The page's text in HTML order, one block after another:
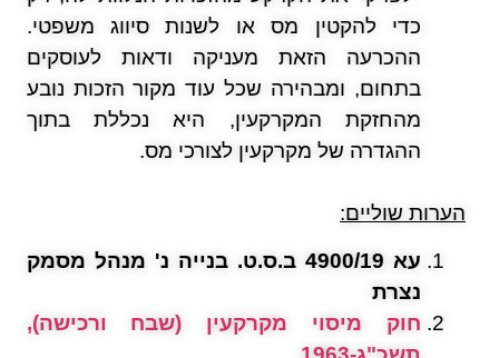
כדי להקטין מס או לשנות סיווג משפטי.
ההכרעה הזאת מעניקה ודאות לעוסקים
בתחום, ומבהירה שכל עוד מקור הזכות נובע
מהחזקת המקרקעין, היא נכללת בתוך
ההגדרה של מקרקעין לצורכי מס.
הערות שוליים:
עא 4900/19 ב.ס.ט. בנייה נ' מנהל מסמק
נצרת
חוק מיסוי מקרקעין (שבח ורכישה),